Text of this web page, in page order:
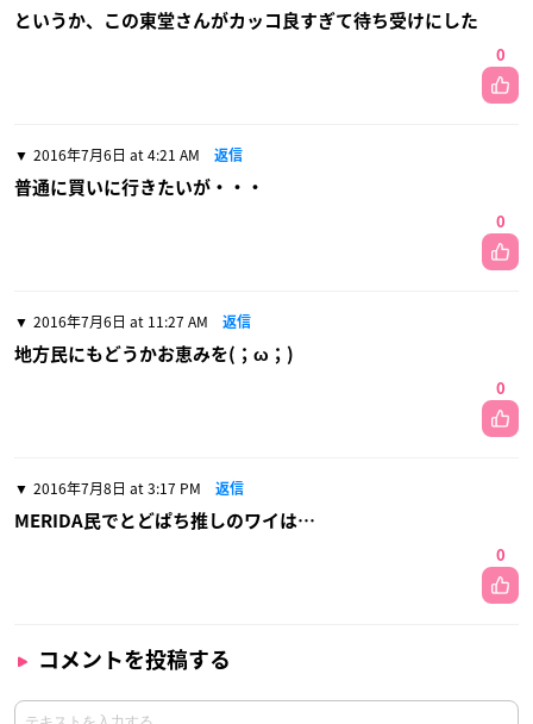
というか、この東堂さんがカッコ良すぎて待ち受けにした
0
2016年7月6日 at 4:21 AM 返信
普通に買いに行きたいが・・・
0
2016年7月6日 at 11:27 AM 返信
地方民にもどうかお恵みを(；ω；)
0
2016年7月8日 at 3:17 PM 返信
MERIDA民でとどぱち推しのワイは…
0
コメントを投稿する